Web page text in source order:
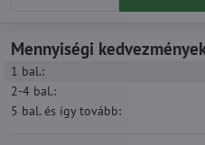
Mennyiségi
1 bal.:
2-4 bal.:
5 bal. és így tovább: